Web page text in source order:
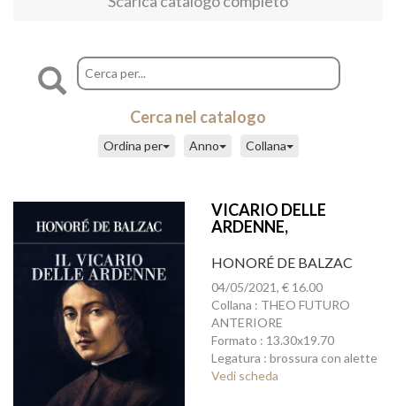
Cerca nel catalogo
Collana
Anno
Ordina per
VICARIO DELLE
ARDENNE,
HONORÉ DE BALZAC
04/05/2021, € 16.00
Collana : THEO FUTURO
ANTERIORE
Formato : 13.30x19.70
Legatura : brossura con alette
Vedi scheda